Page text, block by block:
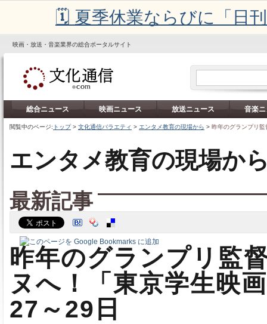
🗓️ 夏季休業ならびに「日
映画・放送・音楽業界の総合ポータルサイト
総合ニュース 映画ニュース 放送ニュース 音楽
閲覧中のページ: トップ> 文化通信バラエティ > エンタメ教育の現場から > 昨年のグランプリ
エンタメ教育の現場か
最新記事
昨年のグランプリ監
ヌへ！「東京学生映
27～29日